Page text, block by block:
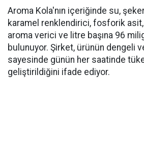
Aroma Kola'nın içeriğinde su,
karamel renklendirici, fosforik
aroma verici ve litre başına 96
bulunuyor. Şirket, ürünün dengeli
sayesinde günün her saatinde
geliştirildiğini ifade ediyor.